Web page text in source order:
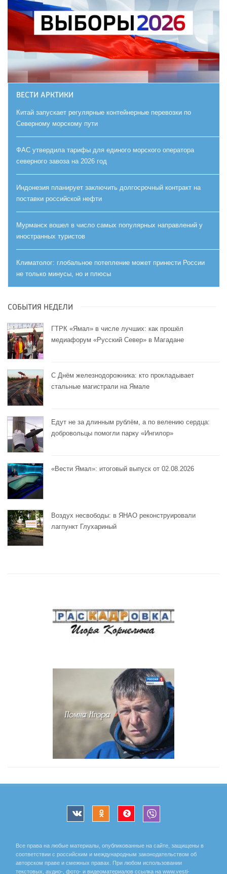
ВЕСТИ АРКТИКИ
Китай запускает регулярные контейнерные перевозки по
Северному морскому пути
ФАС утвердила тарифы для единого морского оператора
северного завоза на 2026 год
Индонезия планирует заключить долгосрочный контракт на
поставки российской нефти
Мурманск вошел в число самых популярных направлений у
иностранных туристов
Климатолог: глобальное потепление может принести России
не только минусы, но и плюсы
СОБЫТИЯ НЕДЕЛИ
ГТРК «Ямал» в числе лучших: как прошёл
медиафорум «Русский Север» в Магадане
С Днём железнодорожника: кто прокладывает
стальные магистрали на Ямале
Едут не за длинным рублём, а по велению сердца:
добровольцы помогли парку «Ингилор»
«Вести Ямал»: итоговый выпуск от 02.08.2026
Воздух несвободы: в ЯНАО реконструировали
лагпункт Глухариный
Все права на любые материалы, опубликованные на сайте, защищены в
соответствии с российским и международным законодательством об
авторском праве и смежных правах. При любом использовании
текстовых, аудио-, фото- и видеоматериалов ссылка на www.vesti-